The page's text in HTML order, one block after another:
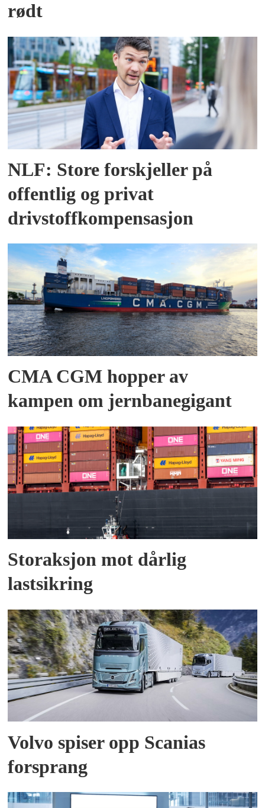
rødt
NLF: Store forskjeller på
offentlig og privat
drivstoffkompensasjon
CMA CGM hopper av
kampen om jernbanegigant
Storaksjon mot dårlig
lastsikring
Volvo spiser opp Scanias
forsprang